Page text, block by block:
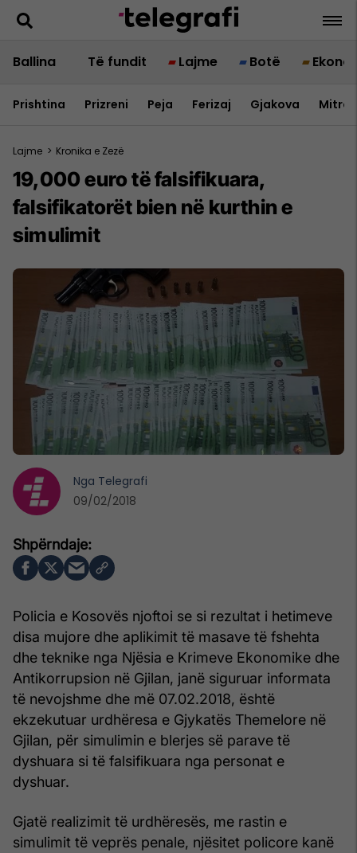
Ballina Të fundit Lajme Botë
Prishtina Prizreni Peja Ferizaj Gjakova
Lajme > Kronika e Zezë
19,000 euro të falsifikuara,
falsifikatorët bien në kurthin e
simulimit
Policia e Kosovës njoftoi se si rezultat i hetimeve
disa mujore dhe aplikimit të masave të fshehta
dhe teknike nga Njësia e Krimeve Ekonomike dhe
Antikorrupsion në Gjilan, janë siguruar informata
të nevojshme dhe më 07.02.2018, është
ekzekutuar urdhëresa e Gjykatës Themelore në
Gjilan, për simulimin e blerjes së parave të
dyshuara si të falsifikuara nga personat e
dyshuar.
Gjatë realizimit të urdhëresës, me rastin e
simulimit të veprës penale, njësitet policore kanë
Nga Telegrafi
09/02/2018